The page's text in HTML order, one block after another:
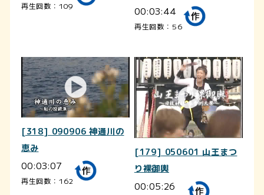
再生回数：109 00:03:44
再生回数：56
[318] 090906 神通川の
恵み
00:03:07
再生回数：162
[179] 050601 山王まつ
り裸御輿
00:05:26